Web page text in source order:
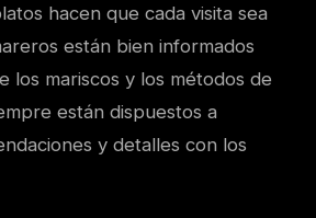
hacen que cada visita sea
están bien informados
los mariscos y los métodos de
están dispuestos a
y detalles con los